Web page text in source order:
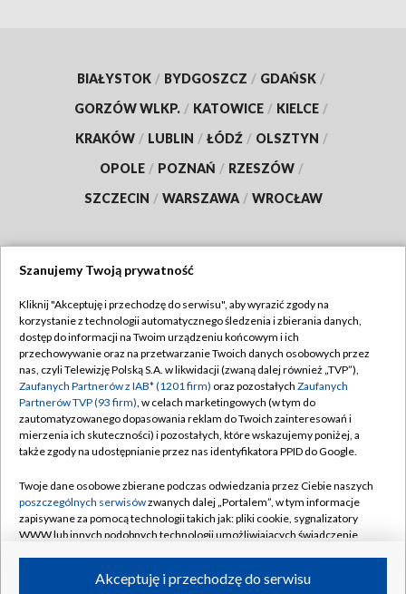
BIAŁYSTOK / BYDGOSZCZ / GDAŃSK /
GORZÓW WLKP. / KATOWICE / KIELCE /
KRAKÓW / LUBLIN / ŁÓDŹ / OLSZTYN /
OPOLE / POZNAŃ / RZESZÓW /
SZCZECIN / WARSZAWA / WROCŁAW
TVP
Abonament TVP
Emisja w TVP
Centrum informacji TVP
Naziemna Telewizja Cyfrowa
Rada Programowa
System NOS
Informacje o nadawcy
Program dla prasy
Regulamin TVP
Polityka prywatności
Moje zgody
Pomoc
Kontakt
Kanały
Szanujemy Twoją prywatność
Kliknij "Akceptuję i przechodzę do serwisu", aby wyrazić zgody na
korzystanie z technologii automatycznego śledzenia i zbierania danych,
dostęp do informacji na Twoim urządzeniu końcowym i ich
przechowywanie oraz na przetwarzanie Twoich danych osobowych przez
nas, czyli Telewizję Polską S.A. w likwidacji (zwaną dalej również „TVP”),
Zaufanych Partnerów z IAB* (1201 firm) oraz pozostałych Zaufanych
Partnerów TVP (93 firm), w celach marketingowych (w tym do
zautomatyzowanego dopasowania reklam do Twoich zainteresowań i
mierzenia ich skuteczności) i pozostałych, które wskazujemy poniżej, a
także zgody na udostępnianie przez nas identyfikatora PPID do Google.
Twoje dane osobowe zbierane podczas odwiedzania przez Ciebie naszych
poszczególnych serwisówzwanych dalej „Portalem”, w tym informacje
zapisywane za pomocą technologii takich jak: pliki cookie, sygnalizatory
WWW lub innych podobnych technologii umożliwiających świadczenie
ruchu w Internecie.Akceptuję i przechodzę do serwisu